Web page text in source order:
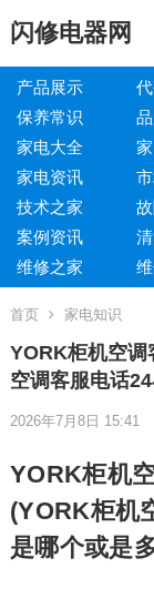
闪修电器网
产品展示
保养常识
家电大全
家电资讯
技术之家
案例资讯
维修之家
首页 家电知识
YORK柜机空调
空调客服电话
2026年7月8日 15:41
YORK柜机
(YORK柜机
是哪个或是